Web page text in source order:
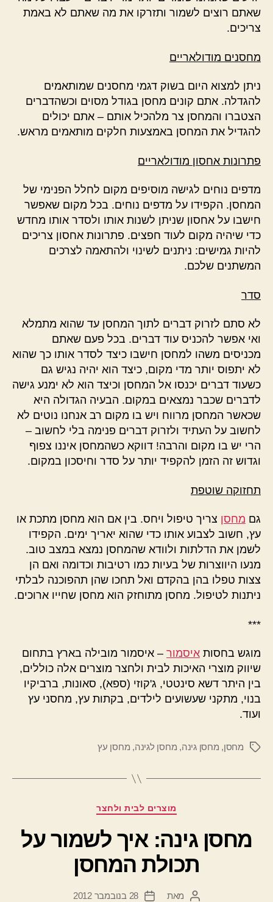
שאתם רוצים לשמור ותזרקו את מה שאתם לא באמת
צריכים.
מחסנים מודולאריים
ניתן למצוא היום בשוק דגמי מחסנים שמותאמים
להגדלה. אתם קונים מחסן בגודל מסוים וכשהדברים
הצטברו והמחסן צר מלהכיל אותם – אתם יכולים
להגדיל את המחסן באמצעות חלקים מותאמים מראש.
פתרונות אחסון מודולאריים
מדפים נוחים לגישה מוסיפים מקום לחלל הפנימי של
המחסן. הקפידו על מדפים נוחים. בכל מקום שאפשר
חישבו על אחסון שניתן לשנות אותו ולסדר אותו מחדש
כדי שיהיה מקום לעוד חפצים. פתרונות אחסון צריכים
להיות גמישים: ניתנים לשינוי ולהתאמה לצרכים
המשתנים שלכם.
סדר
לא סתם לזרוק דברים לתוך המחסן עד שהוא מתמלא
ואי אפשר להכניס עוד דברים. בכל פעם שאתם
מכניסים משהו למחסן חישבו כיצד לסדר אותו כך שהוא
לא יתפוס יותר מדי מקום, כיצד הוא יהיה נגיש גם
כשעוד דברים יכנסו אל המחסן וכיצד הוא לא ימנע גישה
לדברים שכבר נמצאים במקום. הבעיה הגדולה היא
שכאשר המחסן מרווח ויש בו מקום רב אנחנו נוטים לא
לחשוב על העתיד ולזרוק דברים פנימה בלי לחשוב –
הרי יש בו מקום והרבה! דווקא כשהמחסן איננו צפוף
וגדוש זה הזמן להקפיד יותר על סדר וחיסכון במקום.
תחזוקה שוטפת
גם מחסן צריך טיפול ויחס. בין אם הוא מחסן מתכת או
עץ, חשוב לצבוע אותו כדי שהוא יאריך ימים. הקפידו
לשמן את הדלתות ולוודא שהמחסן נמצא במצב טוב.
מנעו היווצרות של בעיות כמו רטיבות וכדומה ואם הן
צצות טפלו בהן בהקדם ואל תחכו שהן תהפוכנה לבלתי
ניתנות לטיפול. מחסן מתוחזק הוא מחסן שחייו ארוכים.
***
מוגש בחסות איסמור – איסמור מובילה בארץ בתחום
שיווק מוצרי האיכות לבית ולחצר מוצרים אלה כוללים,
בין היתר דשא סינטטי, ג'קוזי (ספא), סאונות, ברביקיו
בנוי, מתקני שעשועים לילדים, בקתות עץ, מחסני עץ
ועוד.
תגיותמחסן, מחסן גינה, מחסן לגינה, מחסן עץ
קטגוריות
מוצרים לבית ולחצר
מחסן גינה: איך לשמור על
תכולת המחסן
המחבר
מאת
תאריך
28 בנובמבר 2012